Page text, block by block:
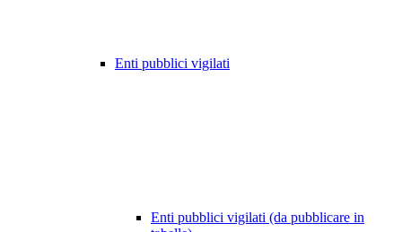
Enti pubblici vigilati
Enti pubblici vigilati (da pubblicare in